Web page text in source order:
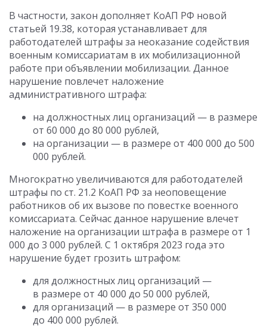
В частности, закон дополняет КоАП РФ новой
статьей 19.38, которая устанавливает для
работодателей штрафы за неоказание содействия
военным комиссариатам в их мобилизационной
работе при объявлении мобилизации. Данное
нарушение повлечет наложение
административного штрафа:
на должностных лиц организаций — в размере
от 60 000 до 80 000 рублей,
на организации — в размере от 400 000 до 500
000 рублей.
Многократно увеличиваются для работодателей
штрафы по ст. 21.2 КоАП РФ за неоповещение
работников об их вызове по повестке военного
комиссариата. Сейчас данное нарушение влечет
наложение на организации штрафа в размере от 1
000 до 3 000 рублей. С 1 октября 2023 года это
нарушение будет грозить штрафом:
для должностных лиц организаций —
в размере от 40 000 до 50 000 рублей,
для организаций — в размере от 350 000
до 400 000 рублей.